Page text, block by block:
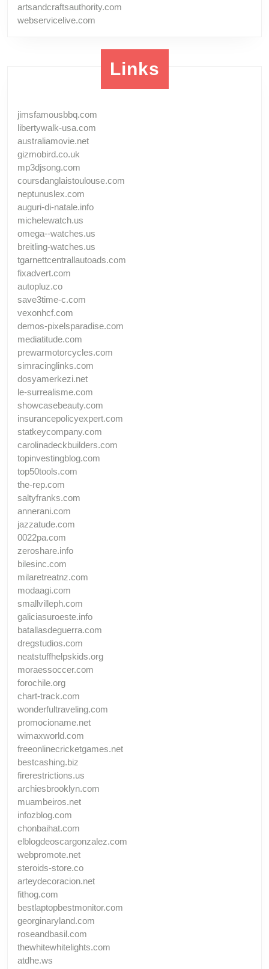
artsandcraftsauthority.com
webservicelive.com
Links
jimsfamousbbq.com
libertywalk-usa.com
australiamovie.net
gizmobird.co.uk
mp3djsong.com
coursdanglaistoulouse.com
neptunuslex.com
auguri-di-natale.info
michelewatch.us
omega--watches.us
breitling-watches.us
tgarnettcentrallautoads.com
fixadvert.com
autopluz.co
save3time-c.com
vexonhcf.com
demos-pixelsparadise.com
mediatitude.com
prewarmotorcycles.com
simracinglinks.com
dosyamerkezi.net
le-surrealisme.com
showcasebeauty.com
insurancepolicyexpert.com
statkeycompany.com
carolinadeckbuilders.com
topinvestingblog.com
top50tools.com
the-rep.com
saltyfranks.com
annerani.com
jazzatude.com
0022pa.com
zeroshare.info
bilesinc.com
milaretreatnz.com
modaagi.com
smallvilleph.com
galiciasuroeste.info
batallasdeguerra.com
dregstudios.com
neatstuffhelpskids.org
moraessoccer.com
forochile.org
chart-track.com
wonderfultraveling.com
promocioname.net
wimaxworld.com
freeonlinecricketgames.net
bestcashing.biz
firerestrictions.us
archiesbrooklyn.com
muambeiros.net
infozblog.com
chonbaihat.com
elblogdeoscargonzalez.com
webpromote.net
steroids-store.co
arteydecoracion.net
fithog.com
bestlaptopbestmonitor.com
georginaryland.com
roseandbasil.com
thewhitewhitelights.com
atdhe.ws